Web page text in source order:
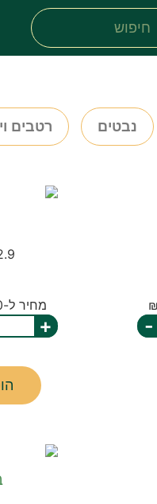
נבטים רטבים
-
12.9
מחיר ל-100 גרם: 1.29 ₪
+